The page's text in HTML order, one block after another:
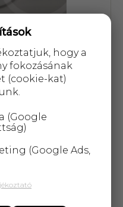
ingyenes kiszállítás!
hogy a
fokozásának
(cookie-kat)
(Google
(Google Ads,